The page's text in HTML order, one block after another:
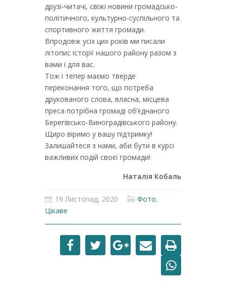
друзі-читачі, свіжі новини громадсько-
політичного, культурно-суспільного та
спортивного життя громади.
Впродовж усіх цих років ми писали
літопис історії нашого району разом з
вами і для вас.
Тож і тепер маємо тверде
переконання того, що потреба
друкованого слова, власна, місцева
преса потрібна громаді об’єднаного
Берегівсько-Виноградівського району.
Щиро віримо у вашу підтримку!
Залишайтеся з нами, аби бути в курсі
важливих подій своєї громади!
Наталія Кобаль
19 Листопад, 2020 Фото,
Цікаве